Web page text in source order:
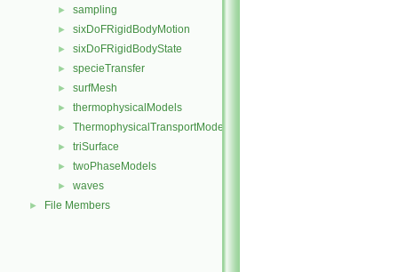
► sampling
► sixDoFRigidBodyMotion
► sixDoFRigidBodyState
► specieTransfer
► surfMesh
► thermophysicalModels
► ThermophysicalTransportModels
► triSurface
► twoPhaseModels
► waves
► File Members